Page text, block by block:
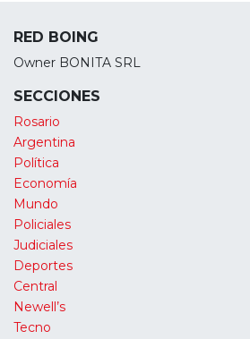
RED BOING
Owner BONITA SRL
SECCIONES
Rosario
Argentina
Política
Economía
Mundo
Policiales
Judiciales
Deportes
Central
Newell’s
Tecno